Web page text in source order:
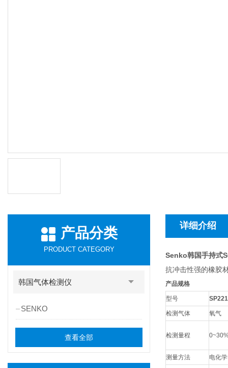
产品分类
PRODUCT CATEGORY
韩国气体检测仪
SENKO
查看全部
详细介绍
Senko韩国手持式
抗冲击性强的橡胶
产品规格
型号
检测气体 氧气
检测量程
测量方法 电化学